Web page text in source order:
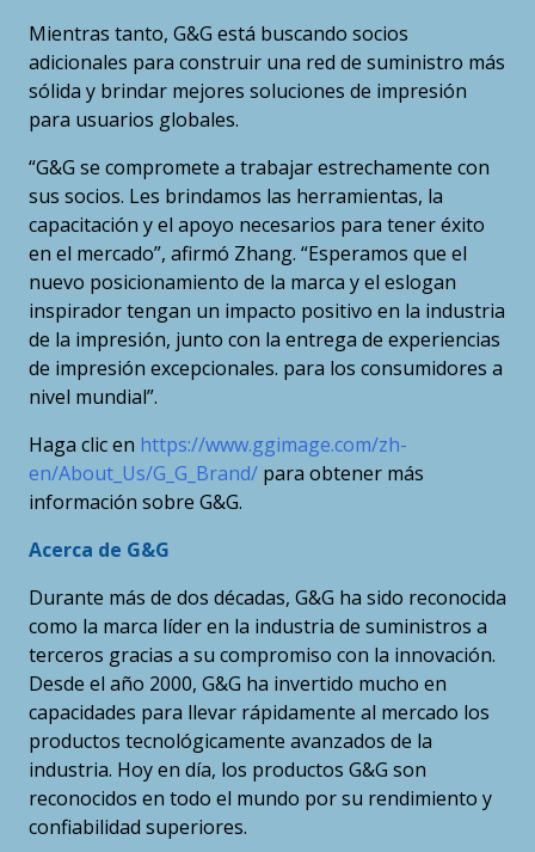
Mientras tanto, G&G está buscando socios
adicionales para construir una red de suministro más
sólida y brindar mejores soluciones de impresión
para usuarios globales.
“G&G se compromete a trabajar estrechamente con
sus socios. Les brindamos las herramientas, la
capacitación y el apoyo necesarios para tener éxito
en el mercado”, afirmó Zhang. “Esperamos que el
nuevo posicionamiento de la marca y el eslogan
inspirador tengan un impacto positivo en la industria
de la impresión, junto con la entrega de experiencias
de impresión excepcionales. para los consumidores a
nivel mundial”.
Haga clic en https://www.ggimage.com/zh-
en/About_Us/G_G_Brand/ para obtener más
información sobre G&G.
Acerca de G&G
Durante más de dos décadas, G&G ha sido reconocida
como la marca líder en la industria de suministros a
terceros gracias a su compromiso con la innovación.
Desde el año 2000, G&G ha invertido mucho en
capacidades para llevar rápidamente al mercado los
productos tecnológicamente avanzados de la
industria. Hoy en día, los productos G&G son
reconocidos en todo el mundo por su rendimiento y
confiabilidad superiores.